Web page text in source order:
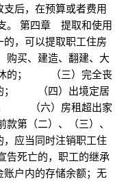
后，在预算或者费用
第四章 提取和使用
，可以提取职工住房
买、建造、翻建、大
的； （三）完全丧
的； （四）出境定居
（六）房租超出家
第（二）、（三）、
，应当同时注销职工住
死亡的，职工的继承
户内的存储余额；无